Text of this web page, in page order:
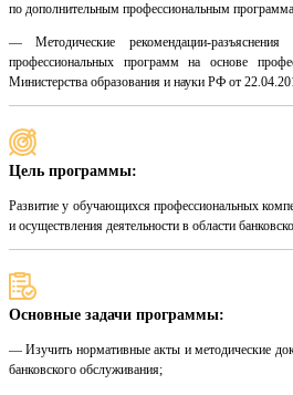
по дополнительным профессиональным
— Методические рекомендации-разъяснения
профессиональных программ на основе
Министерства образования и науки РФ от
Цель программы:
Развитие у обучающихся профессиональных
и осуществления деятельности в области
Основные задачи программы:
— Изучить нормативные акты и методические
банковского обслуживания;